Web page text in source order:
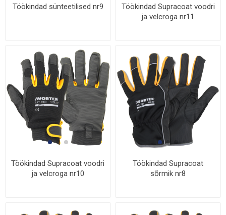
Töökindad sünteetilised nr9
Töökindad Supracoat voodri
ja velcroga nr11
Töökindad Supracoat voodri
ja velcroga nr10
Töökindad Supracoat
sõrmik nr8